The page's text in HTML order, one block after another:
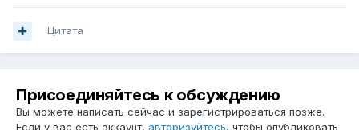
Цитата
Присоединяйтесь к обсуждению
Вы можете написать сейчас и зарегистрироваться позже.
Если у вас есть аккаунт, авторизуйтесь, чтобы опубликовать